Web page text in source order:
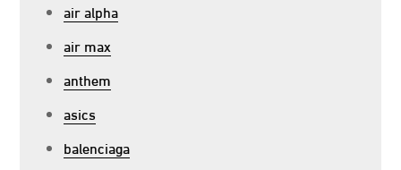
air alpha
air max
anthem
asics
balenciaga